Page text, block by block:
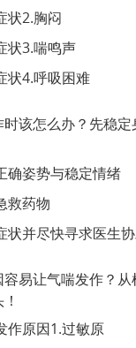
状2.胸闷
状3.喘鸣声
状4.呼吸困难
时该怎么办？先稳定
确姿势与稳定情绪
救药物
状并尽快寻求医生
容易让气喘发作？从
作原因1.过敏原